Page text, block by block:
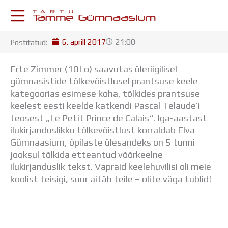
KESKKONNAD
Postkast
Drive
Tamme TV
Tamme Leht
Kooliraadio
Koorilaul
ÕPPETÖÖ
Tunniplaan
Aastaplaan
Õppekava
Postitatud: 6. aprill 2017 21:00
Erte Zimmer (10Lo) saavutas üleriigilisel
gümnasistide tõlkevõistlusel prantsuse keele
kategoorias esimese koha, tõlkides prantsuse
keelest eesti keelde katkendi Pascal Telaude’i
teosest „Le Petit Prince de Calais“. Iga-aastast
ilukirjanduslikku tõlkevõistlust korraldab Elva
Gümnaasium, õpilaste ülesandeks on 5 tunni
jooksul tõlkida etteantud võõrkeelne
ilukirjanduslik tekst. Vapraid keelehuvilisi oli meie
koolist teisigi, suur aitäh teile – olite väga tublid!